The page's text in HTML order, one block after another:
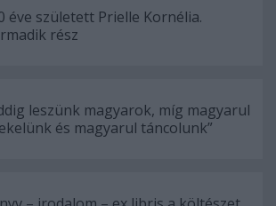
éve született Prielle Kornélia.
rész
leszünk magyarok, míg magyarul
és magyarul táncolunk”